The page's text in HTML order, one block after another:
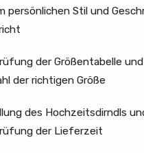
persönlichen Stil und
der Größentabelle und
der richtigen Größe
des Hochzeitsdirndls
der Lieferzeit